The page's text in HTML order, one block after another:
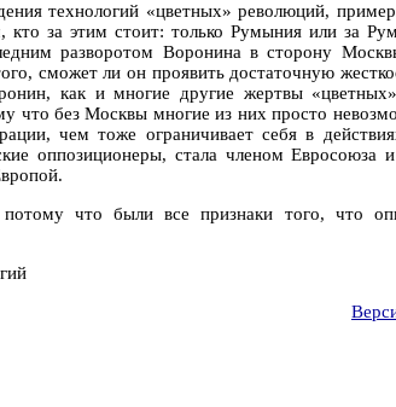
технологий «цветных» революций,
за этим стоит: только Румыния или за
разворотом Воронина в сторону
сможет ли он проявить достаточную
как и многие другие жертвы
что без Москвы многие из них просто
чем тоже ограничивает себя в
оппозиционеры, стала членом Евросоюза
что были все признаки того, что